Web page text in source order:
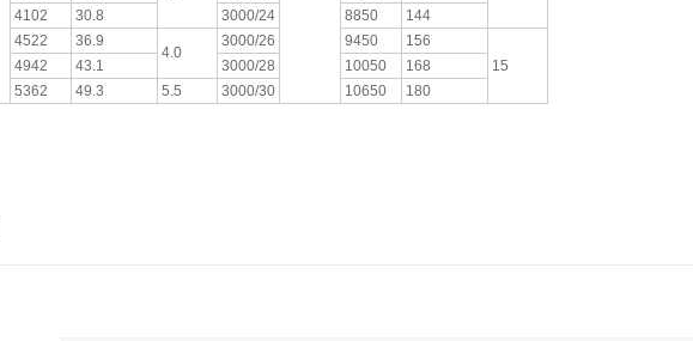
4102 30.8 3000/24 8850
144
4522 36.9
4.0
3000/26 9450
156
15
4942 43.1 3000/28 10050
168
5362 49.3 5.5 3000/30 10650 180